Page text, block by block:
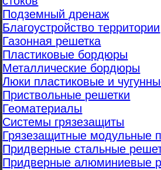
Подземный дренаж
Благоустройство территории
Газонная решетка
Пластиковые бордюры
Металлические бордюры
Люки пластиковые и
Приствольные решетки
Геоматериалы
Системы грязезащиты
Грязезащитные модульные
Придверные стальные
Придверные алюминиевые